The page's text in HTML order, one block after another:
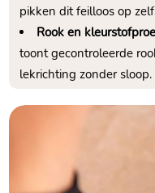
pikken dit feilloos op
Rook en
toont gecontroleerde
lekrichting zonder sloop.​